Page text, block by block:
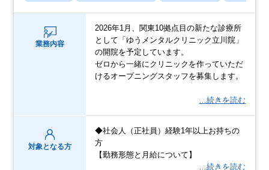
業務内容
2026年1月、関東10拠点目の新たな診療所
として「ゆうメンタルクリニック立川院」
の開院を予定しています。
ゼロから一緒にクリニックを作っていただ
けるオープニングスタッフを募集します。
…続きを読む
対象となる方
◆社会人（正社員）経験1年以上お持ちの
方
【勤務形態と月給について】
…続きを読む